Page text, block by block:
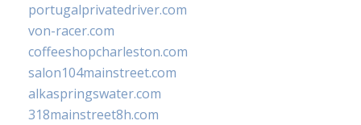
portugalprivatedriver.com
von-racer.com
coffeeshopcharleston.com
salon104mainstreet.com
alkaspringswater.com
318mainstreet8h.com